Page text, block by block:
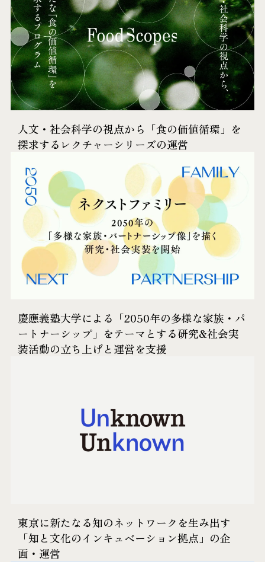
人文・社会科学の​視点から​「食の​価値循環」を​
探求するレクチャーシリーズ​の​運営
慶應義塾大学による「2050年の多様な家族・パ
ートナーシップ」をテーマとする研究&社会実
装活動の立ち上げと運営を支援
東京に新たなる知のネットワークを生み出す
「知と​文化の​インキュベーション拠点​」の​企
画・運営